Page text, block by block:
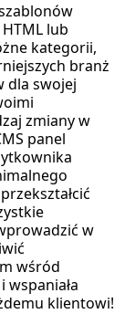
lub
kategorii,
branż
dla swojej
zmiany w
panel
w
wśród
wspaniała
klientowi!